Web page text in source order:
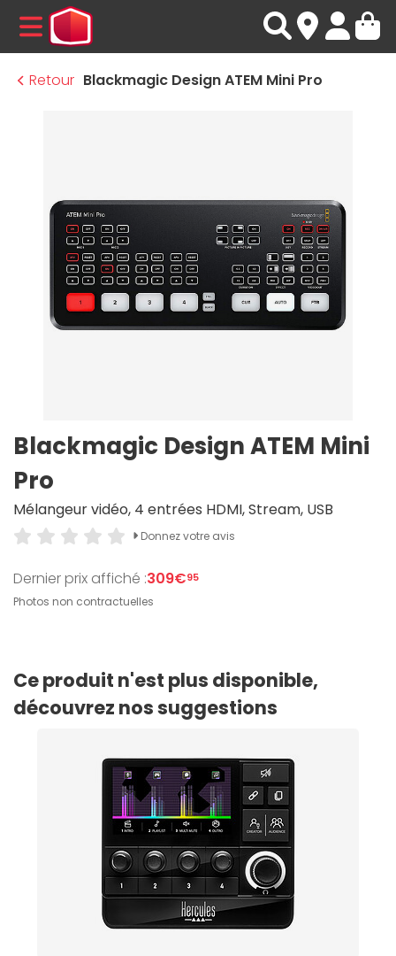
MENU
Retour Blackmagic Design ATEM Mini Pro
Blackmagic Design ATEM Mini
Pro
Mélangeur vidéo, 4 entrées HDMI, Stream, USB
Donnez votre avis
Dernier prix affiché :309€95
Photos non contractuelles
Ce produit n'est plus disponible,
découvrez nos suggestions